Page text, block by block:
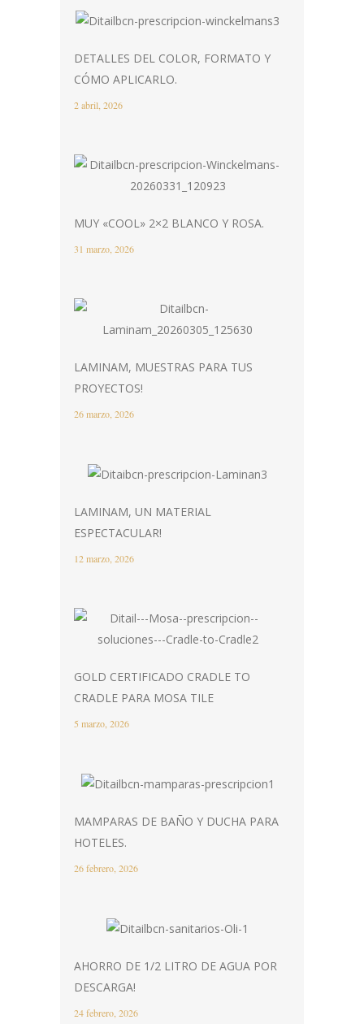
DETALLES DEL COLOR, FORMATO Y
CÓMO APLICARLO.
2 abril, 2026
MUY «COOL» 2×2 BLANCO Y ROSA.
31 marzo, 2026
LAMINAM, MUESTRAS PARA TUS
PROYECTOS!
26 marzo, 2026
LAMINAM, UN MATERIAL
ESPECTACULAR!
12 marzo, 2026
GOLD CERTIFICADO CRADLE TO
CRADLE PARA MOSA TILE
5 marzo, 2026
MAMPARAS DE BAÑO Y DUCHA PARA
HOTELES.
26 febrero, 2026
AHORRO DE 1/2 LITRO DE AGUA POR
DESCARGA!
24 febrero, 2026